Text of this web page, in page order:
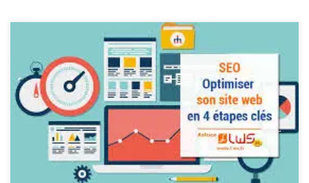
Optimisation du Site : Améliorez la Performance de Votre Site
Web Optimisation du Site : Améliorez la Performance de Votre
Site Web L’optimisation d’un site web est un processus crucial pour
garantir une expérience utilisateur optimale et améliorer le
référencement sur les moteurs de recherche. En effet, un site bien